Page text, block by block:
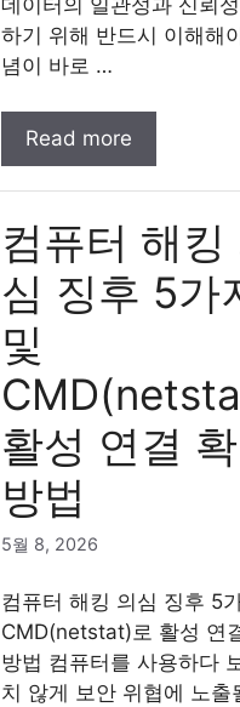
하기 위해 반드시 이해해
념이 바로 …
Read more
컴퓨터 해킹
심 징후 5가
및
활성 연결
방법
5월 8, 2026
컴퓨터 해킹 의심 징후 5
CMD(netstat)로 활성 연
방법 컴퓨터를 사용하다
치 않게 보안 위협에 노출